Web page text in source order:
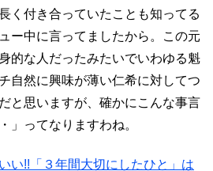
く付き合っていたことも知ってる
ー中に言ってましたから。この元
的な人だったみたいでいわゆる魁
自然に興味が薄い仁希に対してつ
と思いますが、確かにこんな事言
」ってなりますわね。
い!!「３年間大切にしたひと」は